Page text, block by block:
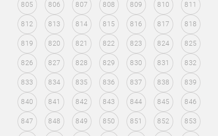
805 806 807 808 809 810 811
812 813 814 815 816 817 818
819 820 821 822 823 824 825
826 827 828 829 830 831 832
833 834 835 836 837 838 839
840 841 842 843 844 845 846
847 848 849 850 851 852 853